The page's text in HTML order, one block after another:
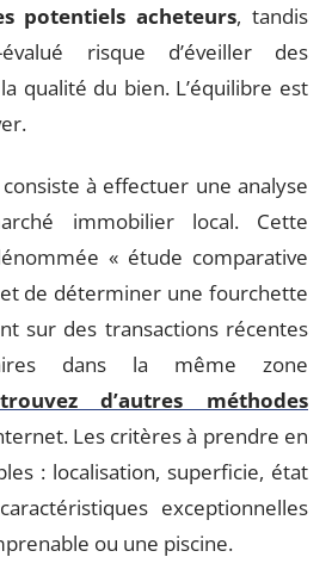
potentiels acheteurs, tandis
risque d’éveiller des
qualité du bien. L’équilibre est
à effectuer une analyse
immobilier local. Cette
« étude comparative
de déterminer une fourchette
sur des transactions récentes
dans la même zone
d’autres méthodes
Les critères à prendre en
: localisation, superficie, état
exceptionnelles
ou une piscine.